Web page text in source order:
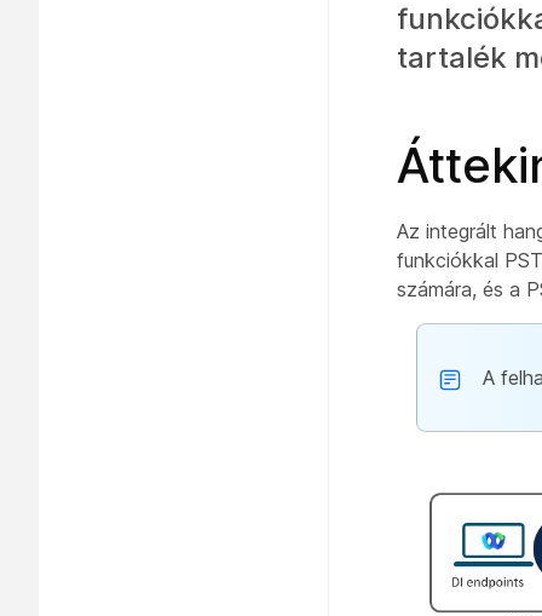
tartalék
Az integrált
funkciókkal
számára, és a
A